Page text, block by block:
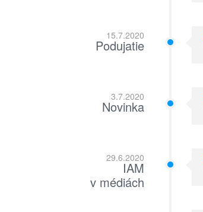
15.7.2020
Podujatie
3.7.2020
Novinka
29.6.2020
IAM
v médiách